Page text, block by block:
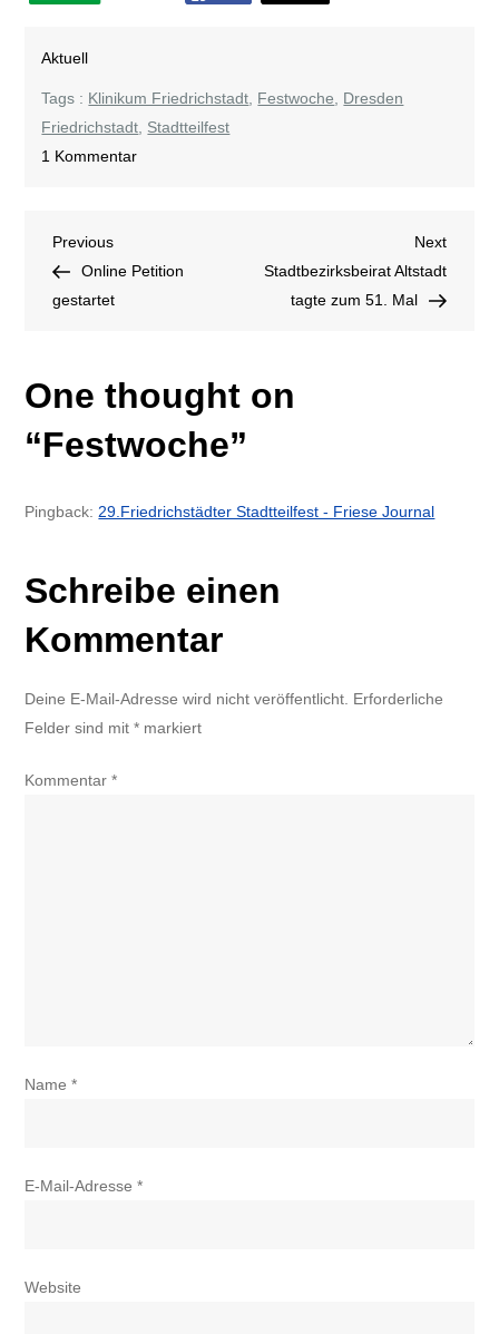
Aktuell
Tags : Klinikum Friedrichstadt Festwoche
Dresden
Friedrichstadt Stadtteilfest
1 Kommentarzu
Beitragsnavigation
Previous
Post
Previous
Online Petition
gestartet
Next
Post
Next
Stadtbezirksbeirat Altstadt
tagte zum 51. Mal
One thought on
“Festwoche”
Pingback: 29.Friedrichstädter Stadtteilfest - Friese Journal
Schreibe einen
Kommentar
Deine E-Mail-Adresse wird nicht veröffentlicht. Erforderliche
Felder sind mit* markiert
Kommentar*
Name*
E-Mail-Adresse*
Website